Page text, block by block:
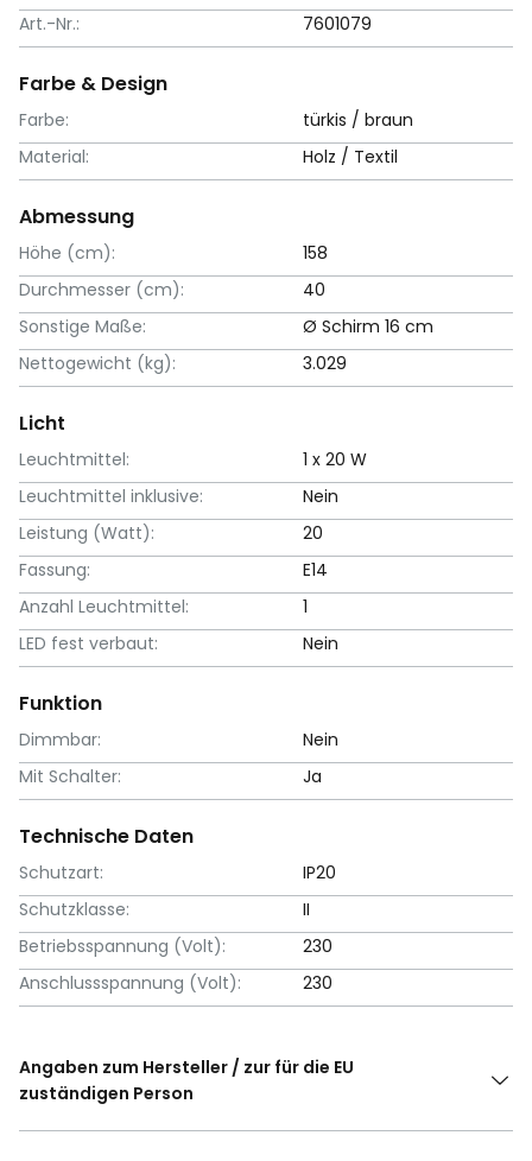
Art.-Nr.:
7601079
Farbe & Design
Farbe:
türkis / braun
Material:
Holz / Textil
Abmessung
Höhe (cm):
158
Durchmesser (cm):
40
Sonstige Maße:
Ø Schirm 16 cm
Nettogewicht (kg):
3.029
Licht
Leuchtmittel:
1 x 20 W
Leuchtmittel inklusive:
Nein
Leistung (Watt):
20
Fassung:
E14
Anzahl Leuchtmittel:
1
LED fest verbaut:
Nein
Funktion
Dimmbar:
Nein
Mit Schalter:
Ja
Technische Daten
Schutzart:
IP20
Schutzklasse:
II
Betriebsspannung (Volt):
230
Anschlussspannung (Volt):
230
Angaben zum Hersteller / zur für die EU
zuständigen Person